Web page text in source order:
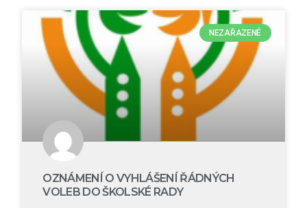
NEZAŘAZENÉ
OZNÁMENÍ O VYHLÁŠENÍ ŘÁDNÝCH
VOLEB DO ŠKOLSKÉ RADY